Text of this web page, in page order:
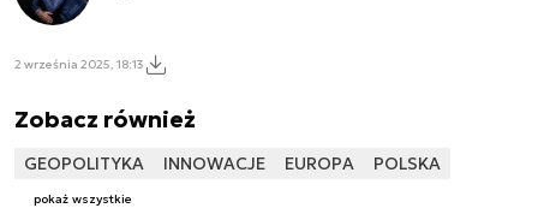
2 września 2025, 18:13
Zobacz również
GEOPOLITYKA INNOWACJE EUROPA POLSKA
pokaż wszystkie